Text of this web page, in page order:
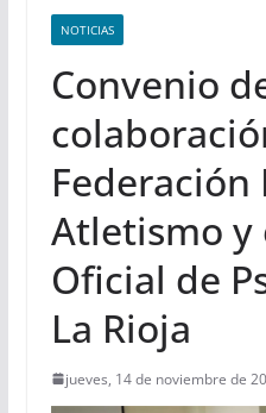
NOTICIAS
Convenio
Federación
Atletismo y
Oficial de
La Rioja
jueves, 14 de noviembre de